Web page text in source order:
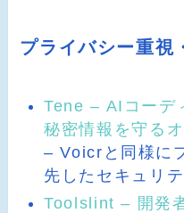
プライバシー重視
Tene – AIコーデ
秘密情報を守る
– Voicrと同様に
先したセキュリ
Toolslint – 開発